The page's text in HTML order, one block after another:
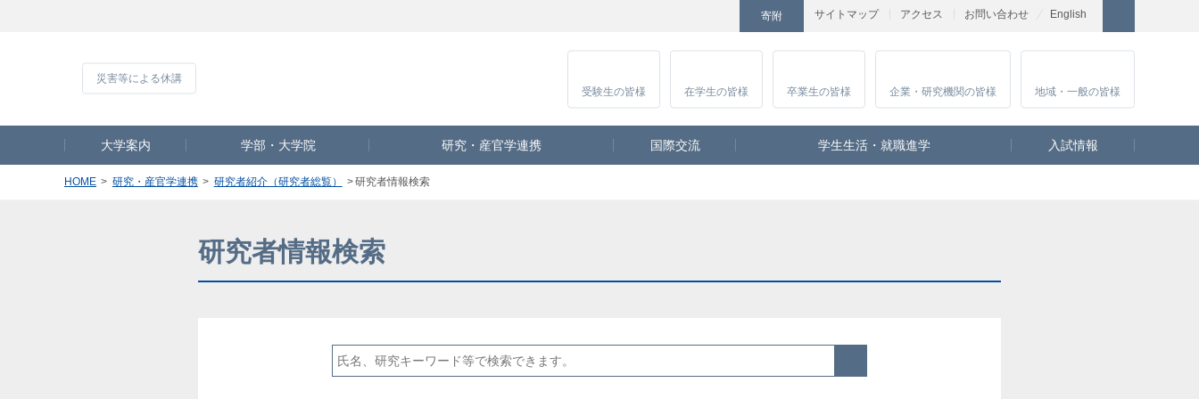
サイトマップ アクセス お問い合わせ
寄附 English
Instagram
受験生の皆様 在学生の皆様 卒業生の皆様 企業・研究機関の皆様 地域・一般の皆様
大学案内 学部・大学院 研究・産官学連携 国際交流 学生生活・就職進学 入試情報
HOME 研究・産官学連携 研究者紹介（研究者総覧） 研究者情報検索
研究者情報検索